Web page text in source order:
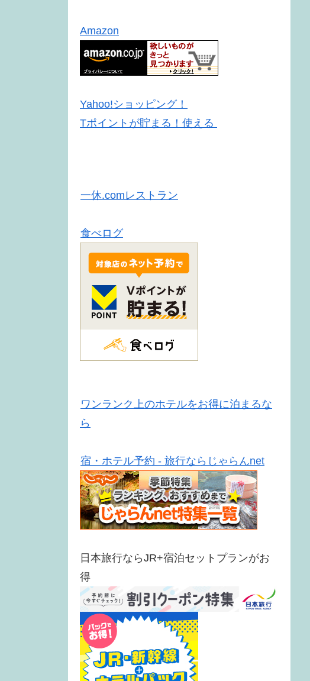
Amazon
Yahoo!ショッピング！
Tポイントが貯まる！使える
一休.comレストラン
食べログ
ワンランク上のホテルをお得に泊まるな
ら
宿・ホテル予約 - 旅行ならじゃらんnet
日本旅行ならJR+宿泊セットプランがお
得